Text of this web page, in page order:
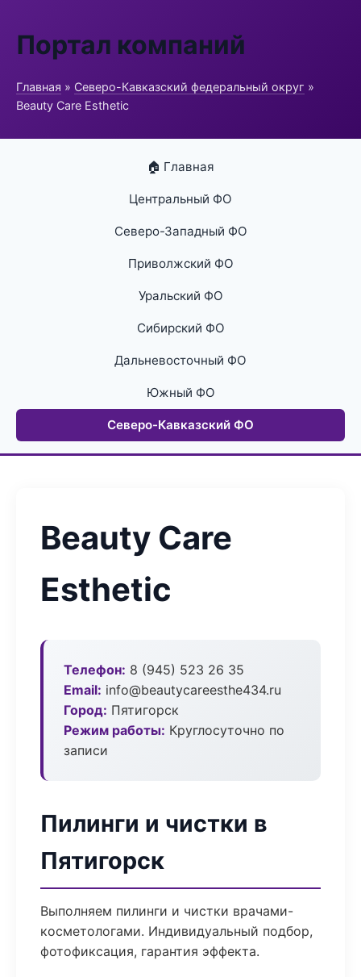
Портал компаний
Главная » Северо-Кавказский федеральный округ »
Beauty Care Esthetic
🏠 Главная
Центральный ФО
Северо-Западный ФО
Приволжский ФО
Уральский ФО
Сибирский ФО
Дальневосточный ФО
Южный ФО
Северо-Кавказский ФО
Beauty Care
Esthetic
Телефон: 8 (945) 523 26 35
Email: info@beautycareesthe434.ru
Город: Пятигорск
Режим работы: Круглосуточно по
записи
Пилинги и чистки в
Пятигорск
Выполняем пилинги и чистки врачами-
косметологами. Индивидуальный подбор,
фотофиксация, гарантия эффекта.